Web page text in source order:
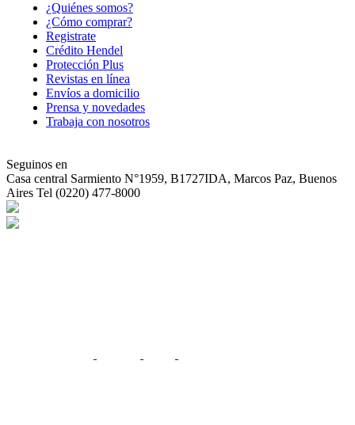
¿Quiénes somos?
¿Cómo comprar?
Registrate
Crédito Hendel
Protección Plus
Revistas en línea
Envíos a domicilio
Prensa y novedades
Trabaja con nosotros
Seguinos en
Casa central Sarmiento N°1959, B1727IDA, Marcos Paz, Buenos
Aires Tel (0220) 477-8000